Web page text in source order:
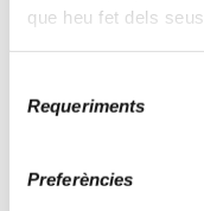
que heu fet dels
deRequeriments
Preferències